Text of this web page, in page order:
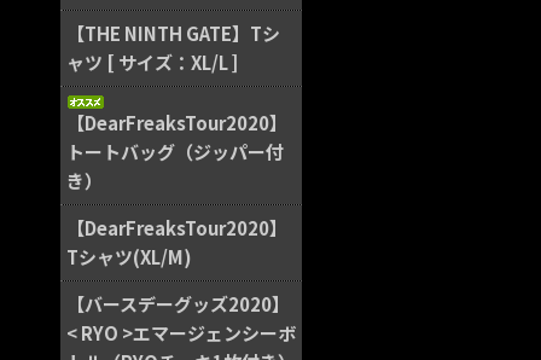
【THE NINTH GATE】Tシ
ャツ [ サイズ：XL/L ]
【DearFreaksTour2020】
トートバッグ（ジッパー付
き）
【DearFreaksTour2020】
Tシャツ(XL/M)
【バースデーグッズ2020】
< RYO >エマージェンシーボ